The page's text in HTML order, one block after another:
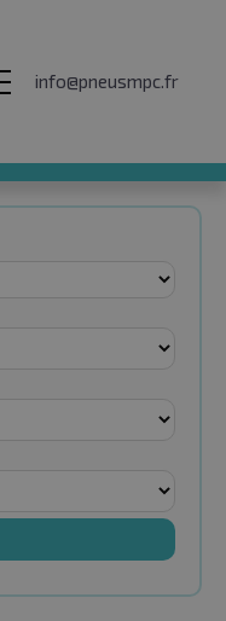
info@pneusmpc.fr